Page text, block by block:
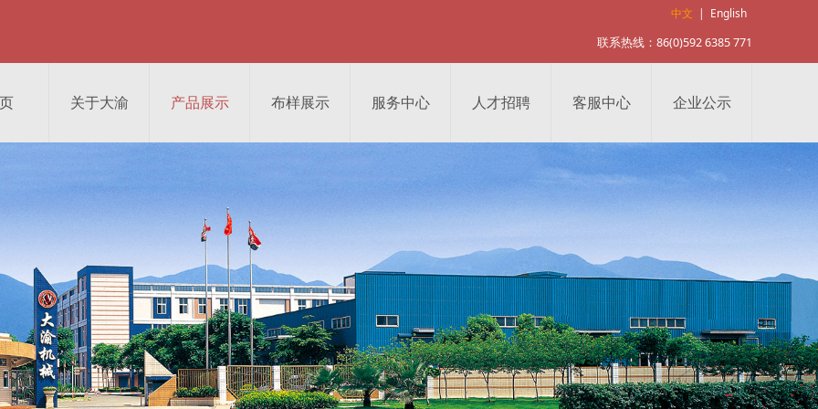
中文 | English
联系热线：86(0)592 6385 771
关于大渝 产品展示 布样展示 服务中心 人才招聘 客服中心 企业公示